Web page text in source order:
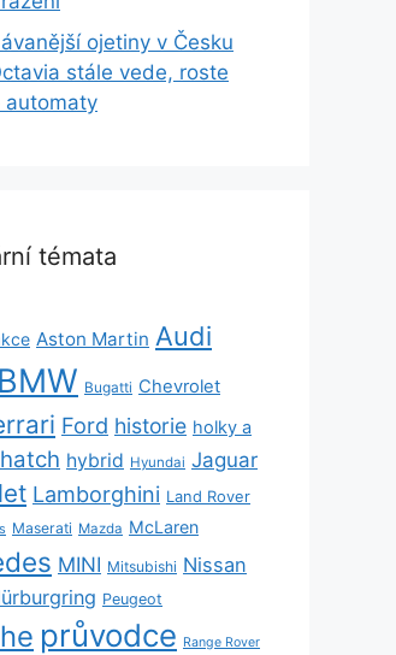
ojetiny v Česku
stále vede, roste
automaty
témata
Aston Martin Audi
BMW Bugatti Chevrolet
Ford historie holky a
hybrid Hyundai Jaguar
Lamborghini Land Rover
Maserati Mazda McLaren
MINI Mitsubishi Nissan
Peugeot
průvodce Range Rover